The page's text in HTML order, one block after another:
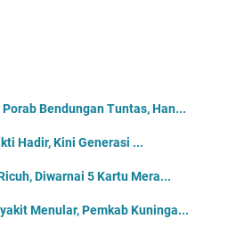
Bendungan Tuntas, Han...
Hadir, Kini Generasi ...
Diwarnai 5 Kartu Mera...
Menular, Pemkab Kuninga...